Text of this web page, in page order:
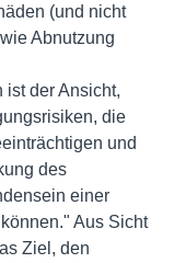
(und nicht
Abnutzung
ist der Ansicht,
die
und
des
einer
Aus Sicht
Ziel, den